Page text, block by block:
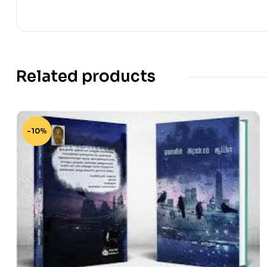
Related products
-10%